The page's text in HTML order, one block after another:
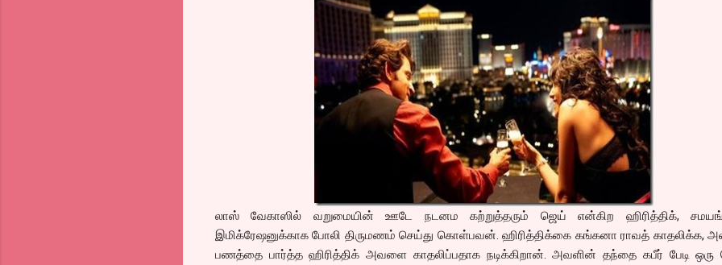
லாஸ் வேகாஸில் வறுமையின் ஊடே நடனம கற்றுத்தரும் ஜெய் என்கிற ஹிரித்திக்,
இமிக்ரேஷனுக்காக போலி திருமணம் செய்து கொள்பவன். ஹிரித்திக்கை கங்கனா ராவத் காதலிக்க,
பணத்தை பார்த்த ஹிரித்திக் அவளை காதலிப்பதாக நடிக்கிறான். அவளின் தந்தை கபீர் பேடி ஒரு